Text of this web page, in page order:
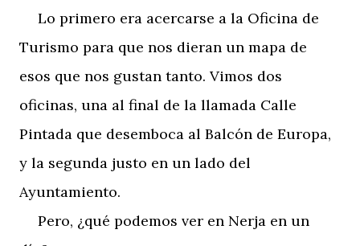
Lo primero era acercarse a la Oficina de
Turismo para que nos dieran un mapa de
esos que nos gustan tanto. Vimos dos
oficinas, una al final de la llamada Calle
Pintada que desemboca al Balcón de Europa,
y la segunda justo en un lado del
Ayuntamiento.
Pero, ¿qué podemos ver en Nerja en un